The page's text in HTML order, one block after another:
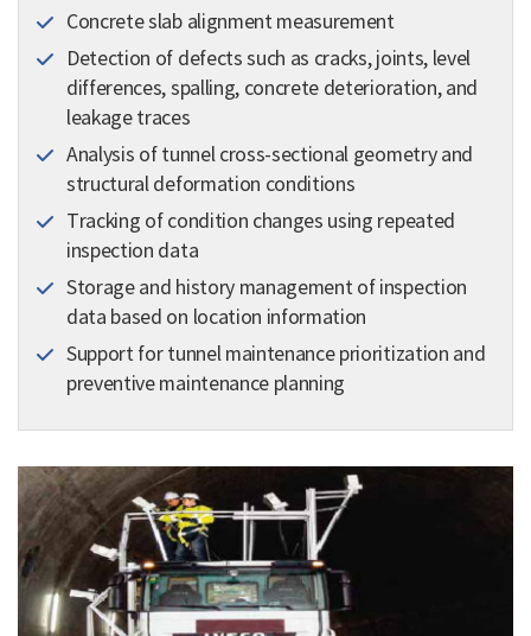
Concrete slab alignment measurement
Detection of defects such as cracks, joints, level
differences, spalling, concrete deterioration, and
leakage traces
Analysis of tunnel cross-sectional geometry and
structural deformation conditions
Tracking of condition changes using repeated
inspection data
Storage and history management of inspection
data based on location information
Support for tunnel maintenance prioritization and
preventive maintenance planning